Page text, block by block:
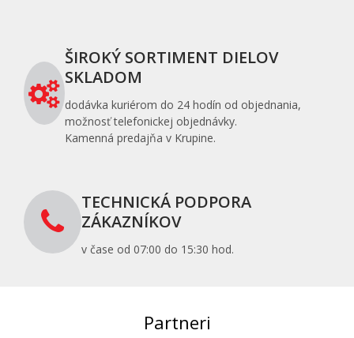
ŠIROKÝ SORTIMENT DIELOV
SKLADOM
dodávka kuriérom do 24 hodín od objednania,
možnosť telefonickej objednávky.
Kamenná predajňa v Krupine.
TECHNICKÁ PODPORA
ZÁKAZNÍKOV
v čase od 07:00 do 15:30 hod.
Partneri